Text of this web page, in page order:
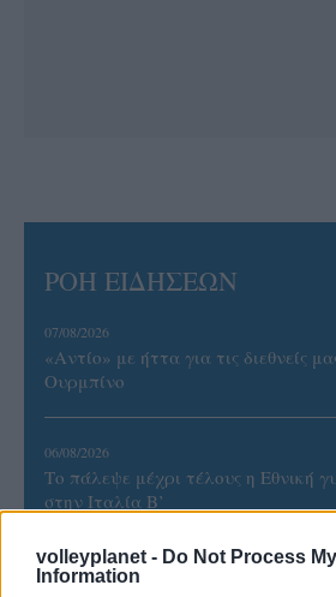
volleyplanet - Do Not Process
Information
ΡΟΗ ΕΙΔΗΣΕΩΝ
07/08/2026
«Αντίο» με ήττα για τις διεθνείς
Ουρμπίνο
06/08/2026
Το πάλεψε μέχρι τέλους η Εθνική
στην Ιταλία Β’
06/08/2026